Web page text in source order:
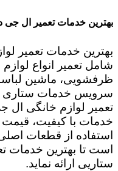
بهترین خدمات تعمیر ال جی
بهترین خدمات تعمیر
شامل تعمیر انواع
ظرفشویی، ماشین
سرویس خدمات ستاری
تعمیر لوازم خانگی ال
خدمات با کیفیت،
استفاده از قطعات
است تا بهترین خدمات
ستاریی ارائه نماید.